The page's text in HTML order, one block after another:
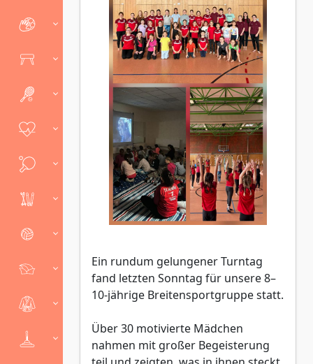
Ein rundum gelungener Turntag
fand letzten Sonntag für unsere 8–
10-jährige Breitensportgruppe statt.
Über 30 motivierte Mädchen
nahmen mit großer Begeisterung